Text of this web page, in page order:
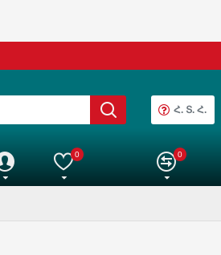
Հ. Տ. Հ.
Իմ ընտրանին
0
Ապրանքների Համեմատում
0